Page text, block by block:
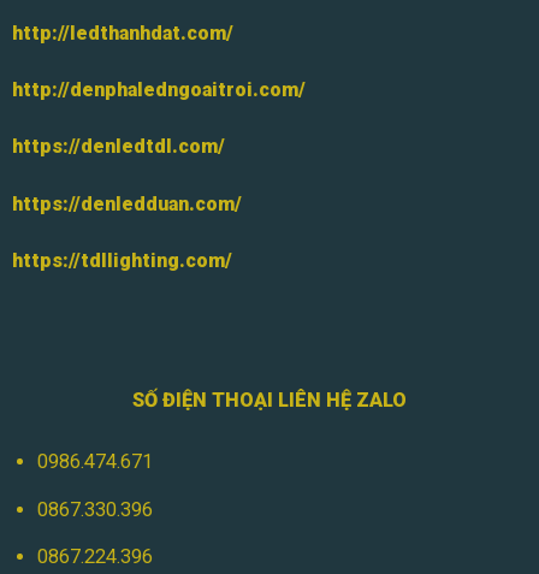
http://ledthanhdat.com/
http://denphaledngoaitroi.com/
https://denledtdl.com/
https://denledduan.com/
https://tdllighting.com/
SỐ ĐIỆN THOẠI LIÊN HỆ ZALO
0986.474.671
0867.330.396
0867.224.396